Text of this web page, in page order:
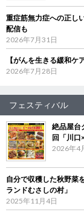
重症筋無力症への正し
配信も
2026年7月31日
【がんを生きる緩和
2026年7月28日
フェスティバル
絶品屋台
回「川口
2026年4
自分で収穫した秋野菜
ランドむさしの村」
2025年11月4日